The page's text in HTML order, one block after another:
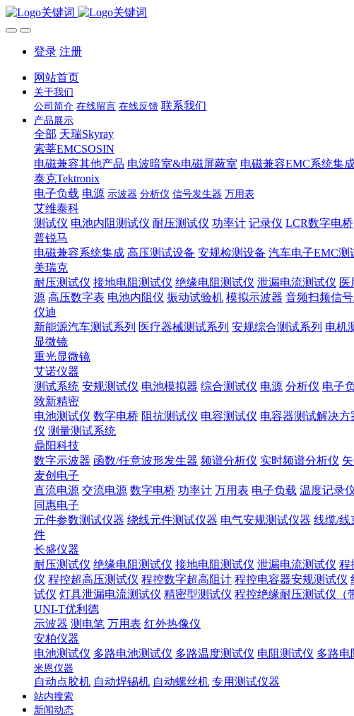
登录 注册
网站首页
关于我们
公司简介 在线留言 在线反馈 联系我们
产品展示
全部 天瑞Skyray
索莘EMCSOSIN
电磁兼容其他产品 电波暗室&电磁屏蔽室 电磁兼容EMC系统集
泰克Tektronix
电子负载 电源 示波器 分析仪 信号发生器 万用表
艾维泰科
测试仪 电池内阻测试仪 耐压测试仪 功率计 记录仪 LCR数字电桥
普锐马
电磁兼容系统集成 高压测试设备 安规检测设备 汽车电子EMC测
美瑞克
耐压测试仪 接地电阻测试仪 绝缘电阻测试仪 泄漏电流测试仪 医
源 高压数字表 电池内阻仪 振动试验机 模拟示波器 音频扫频信
仪迪
新能源汽车测试系列 医疗器械测试系列 安规综合测试系列 电机
显微镜
重光显微镜
艾诺仪器
测试系统 安规测试仪 电池模拟器 综合测试仪 电源 分析仪 电子
致新精密
电池测试仪 数字电桥 阻抗测试仪 电容测试仪 电容器测试解决方
仪 测量测试系统
鼎阳科技
数字示波器 函数/任意波形发生器 频谱分析仪 实时频谱分析仪
麦创电子
直流电源 交流电源 数字电桥 功率计 万用表 电子负载 温度记录
同惠电子
元件参数测试仪器 绕线元件测试仪器 电气安规测试仪器 线缆/线
件
长盛仪器
耐压测试仪 绝缘电阻测试仪 接地电阻测试仪 泄漏电流测试仪 程
仪 程控超高压测试仪 程控数字超高阻计 程控电容器安规测试仪
试仪 灯具泄漏电流测试仪 精密型测试仪 程控绝缘耐压测试仪（
UNI-T优利德
示波器 测电笔 万用表 红外热像仪
安柏仪器
电池测试仪 多路电池测试仪 多路温度测试仪 电阻测试仪 多路电
米恩仪器
自动点胶机 自动焊锡机 自动螺丝机 专用测试仪器
站内搜索
新闻动态